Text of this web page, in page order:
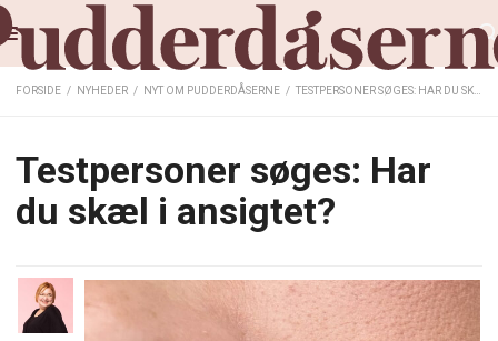
FORSIDE / NYHEDER / NYT OM PUDDERDÅSERNE / TESTPERSONER SØGES: HAR DU SKÆL I ANSIGTET?
Testpersoner søges: Har
du skæl i ansigtet?